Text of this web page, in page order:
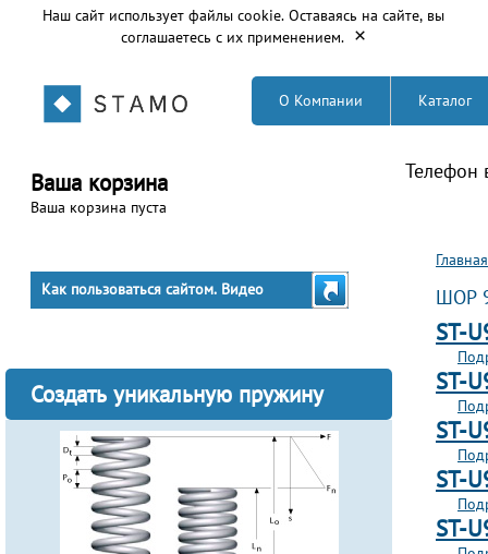
Наш сайт использует файлы cookie. Оставаясь на сайте, вы
соглашаетесь с их применением. ×
О Компании Каталог
Телефон
Ваша корзина
Ваша корзина пуста
Как пользоваться сайтом. Видео
Создать уникальную пружину
Вы
Главная
ШОР
ST-
ST-
ST-
ST-
ST-